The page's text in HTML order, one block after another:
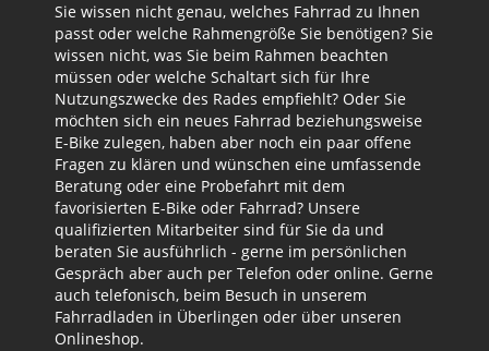
Sie wissen nicht genau, welches Fahrrad zu Ihnen
passt oder welche Rahmengröße Sie benötigen? Sie
wissen nicht, was Sie beim Rahmen beachten
müssen oder welche Schaltart sich für Ihre
Nutzungszwecke des Rades empfiehlt? Oder Sie
möchten sich ein neues Fahrrad beziehungsweise
E-Bike zulegen, haben aber noch ein paar offene
Fragen zu klären und wünschen eine umfassende
Beratung oder eine Probefahrt mit dem
favorisierten E-Bike oder Fahrrad? Unsere
qualifizierten Mitarbeiter sind für Sie da und
beraten Sie ausführlich - gerne im persönlichen
Gespräch aber auch per Telefon oder online. Gerne
auch telefonisch, beim Besuch in unserem
Fahrradladen in Überlingen oder über unseren
Onlineshop.